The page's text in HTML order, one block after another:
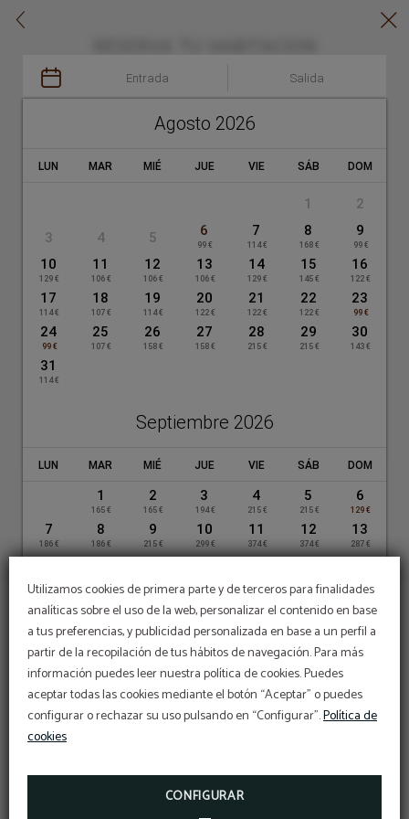
Utilizamos cookies de primera parte y de terceros para finalidades
analíticas sobre el uso de la web, personalizar el contenido en base
a tus preferencias, y publicidad personalizada en base a un perfil a
partir de la recopilación de tus hábitos de navegación. Para más
información puedes leer nuestra política de cookies. Puedes
aceptar todas las cookies mediante el botón “Aceptar” o puedes
configurar o rechazar su uso pulsando en “Configurar”.Política de
cookies
CONFIGURAR
RESERVA TU HABITACIÓN
HOTEL STERLING


 Entrada Salida
Agosto 2026
LUN MAR MIÉ JUE VIE SÁB DOM
1 2
3 4 5 6
99 €
7
114 €
8
168 €
9
99 €
10
129 €
11
106 €
12
106 €
13
106 €
14
129 €
15
145 €
16
122 €
17
114 €
18
107 €
19
114 €
20
122 €
21
122 €
22
122 €
23
99 €
24
99 €
25
107 €
26
158 €
27
158 €
28
215 €
29
215 €
30
143 €
31
114 €
Septiembre 2026
LUN MAR MIÉ JUE VIE SÁB DOM
1
165 €
2
165 €
3
194 €
4
215 €
5
215 €
6
129 €
7
186 €
8
186 €
9
215 €
10
299 €
11
374 €
12
374 €
13
287 €
21
199 €
22
230 €
23
230 €
24
230 €
25
377 €
26
316 €
27
287 €
28
199 €
29 30
244 €
Octubre 2026
LUN
8
APROVECHA LAS VENTAJAS
Mejor habitación
disponible
Salida sin prisas hasta las
14:00
Sujeto a disponibilidad
de las 10:00
Sujeto a disponibilidad
CONTACTO